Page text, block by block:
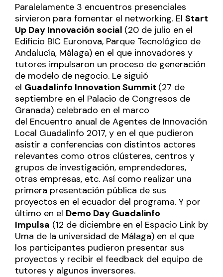
Paralelamente 3 encuentros presenciales
sirvieron para fomentar el networking. El Start
Up Day Innovación social (20 de julio en el
Edificio BIC Euronova, Parque Tecnológico de
Andalucía, Málaga) en el que innovadores y
tutores impulsaron un proceso de generación
de modelo de negocio. Le siguió
el Guadalinfo Innovation Summit (27 de
septiembre en el Palacio de Congresos de
Granada) celebrado en el marco
del Encuentro anual de Agentes de Innovación
Local Guadalinfo 2017, y en el que pudieron
asistir a conferencias con distintos actores
relevantes como otros clústeres, centros y
grupos de investigación, emprendedores,
otras empresas, etc. Así como realizar una
primera presentación pública de sus
proyectos en el ecuador del programa. Y por
último en el Demo Day Guadalinfo
Impulsa (12 de diciembre en el Espacio Link by
Uma de la universidad de Málaga) en el que
los participantes pudieron presentar sus
proyectos y recibir el feedback del equipo de
tutores y algunos inversores.